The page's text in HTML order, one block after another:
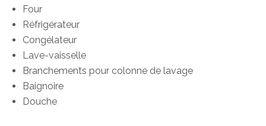
Four
Réfrigérateur
Congélateur
Lave-vaisselle
Branchements pour colonne de lavage
Baignoire
Douche